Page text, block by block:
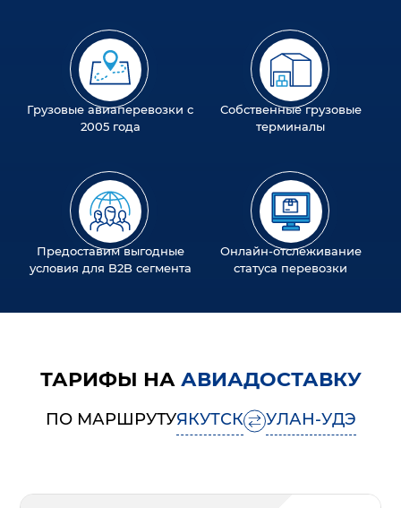
Грузовые авиаперевозки с
2005 года
Собственные грузовые
терминалы
Предоставим выгодные
условия для B2B сегмента
Онлайн-отслеживание
статуса перевозки
ТАРИФЫ НА АВИАДОСТАВКУ
ПО МАРШРУТУЯКУТСК УЛАН-УДЭ